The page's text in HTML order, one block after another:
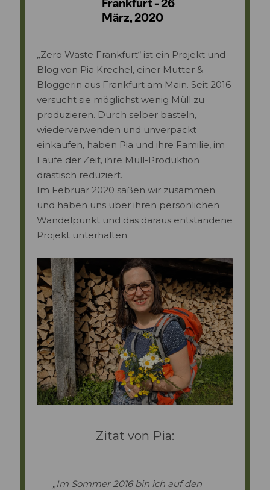
„Zero Waste Frankfurt“ ist ein Projekt und
Blog von Pia Krechel, einer Mutter &
Bloggerin aus Frankfurt am Main. Seit 2016
versucht sie möglichst wenig Müll zu
produzieren. Durch selber basteln,
wiederverwenden und unverpackt
einkaufen, haben Pia und ihre Familie, im
Laufe der Zeit, ihre Müll-Produktion
drastisch reduziert.
Im Februar 2020 saßen wir zusammen
und haben uns über ihren persönlichen
Wandelpunkt und das daraus entstandene
Projekt unterhalten.
Zitat von Pia:
„Im Sommer 2016 bin ich auf den